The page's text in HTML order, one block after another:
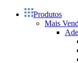
Produtos
Mais